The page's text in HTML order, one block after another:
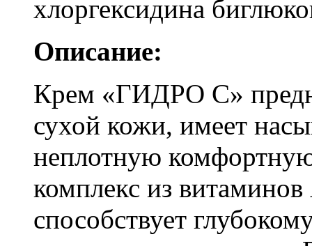
хлоргексидина
Описание:
Крем «ГИДРО С»
сухой кожи, имеет
неплотную
комплекс из
способствует